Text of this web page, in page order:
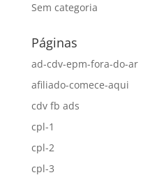
Sem categoria
Páginas
ad-cdv-epm-fora-do-ar
afiliado-comece-aqui
cdv fb ads
cpl-1
cpl-2
cpl-3